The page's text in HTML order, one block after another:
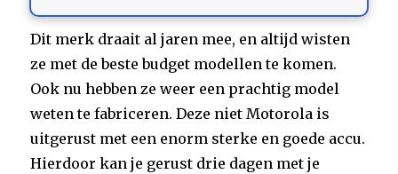
Dit merk draait al jaren mee, en altijd wisten
ze met de beste budget modellen te komen.
Ook nu hebben ze weer een prachtig model
weten te fabriceren. Deze niet Motorola is
uitgerust met een enorm sterke en goede accu.
Hierdoor kan je gerust drie dagen met je